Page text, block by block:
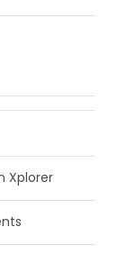
Xplorer